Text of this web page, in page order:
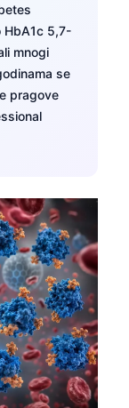
HbA1c 5,7-
mnogi
se
pragove